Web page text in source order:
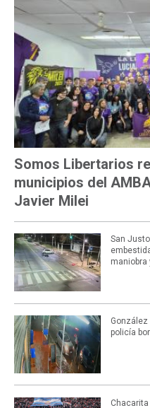
Somos Libertarios
municipios del
Javier Milei
San
maniobra
González
policía